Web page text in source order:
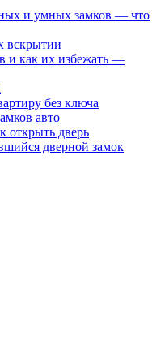
и умных замков — что
вскрытии
и как их избежать —
без ключа
авто
открыть дверь
дверной замок